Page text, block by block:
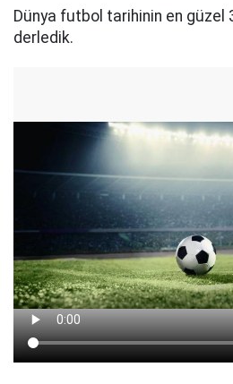
Dünya futbol tarihinin en güzel
derledik.